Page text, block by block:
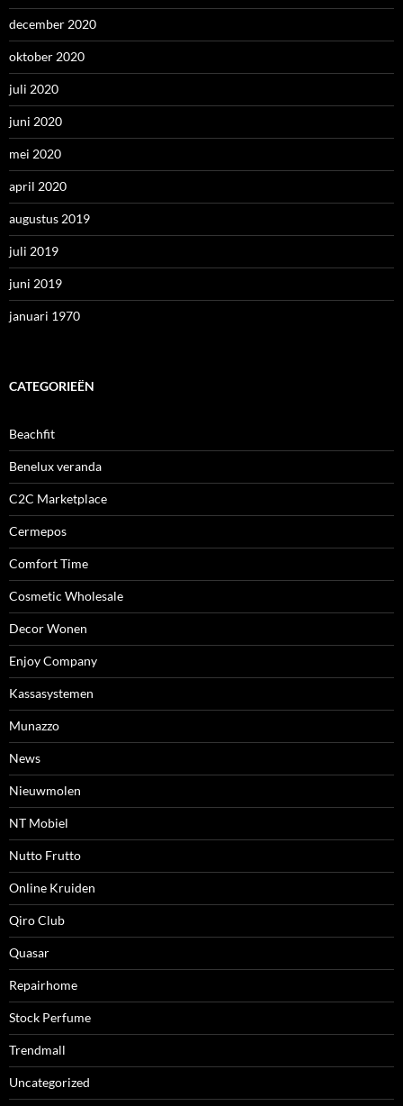
december 2020
oktober 2020
juli 2020
juni 2020
mei 2020
april 2020
augustus 2019
juli 2019
juni 2019
januari 1970
CATEGORIEËN
Beachfit
Benelux veranda
C2C Marketplace
Cermepos
Comfort Time
Cosmetic Wholesale
Decor Wonen
Enjoy Company
Kassasystemen
Munazzo
News
Nieuwmolen
NT Mobiel
Nutto Frutto
Online Kruiden
Qiro Club
Quasar
Repairhome
Stock Perfume
Trendmall
Uncategorized